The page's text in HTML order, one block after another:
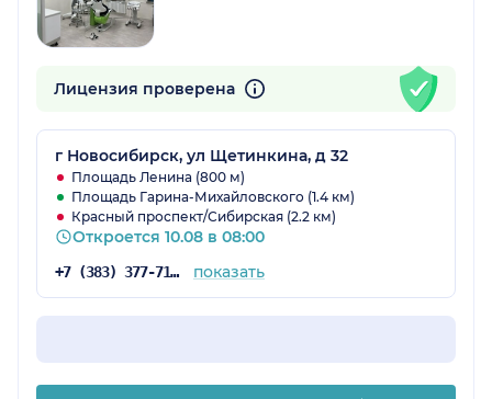
Лицензия проверена
г Новосибирск, ул Щетинкина, д 32
Площадь Ленина (800 м)
Площадь Гарина-Михайловского (1.4 км)
Красный проспект/Сибирская (2.2 км)
Откроется 10.08 в 08:00
+7 (383) 377-71-86 показать